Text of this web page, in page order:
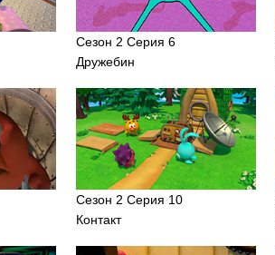
Сезон 2 Серия 6
Дружебин
Сезон 2 Серия 10
Контакт